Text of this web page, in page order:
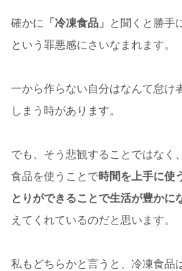
確かに 「冷凍食品」 と聞くと勝手
という罪悪感にさいなまれます。
一から作らない自分はなんて怠け
しまう時があります。
でも、そう悲観することではなく
食品を使うことで時間を上手に使
とりができることで生活が豊かに
えてくれているのだと思います。
私もどちらかと言うと、冷凍食品